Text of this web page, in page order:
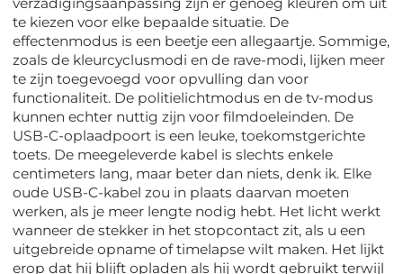
te kiezen voor elke bepaalde situatie. De
effectenmodus is een beetje een allegaartje. Sommige,
zoals de kleurcyclusmodi en de rave-modi, lijken meer
te zijn toegevoegd voor opvulling dan voor
functionaliteit. De politielichtmodus en de tv-modus
kunnen echter nuttig zijn voor filmdoeleinden. De
USB-C-oplaadpoort is een leuke, toekomstgerichte
toets. De meegeleverde kabel is slechts enkele
centimeters lang, maar beter dan niets, denk ik. Elke
oude USB-C-kabel zou in plaats daarvan moeten
werken, als je meer lengte nodig hebt. Het licht werkt
wanneer de stekker in het stopcontact zit, als u een
uitgebreide opname of timelapse wilt maken. Het lijkt
erop dat hij blijft opladen als hij wordt gebruikt terwijl